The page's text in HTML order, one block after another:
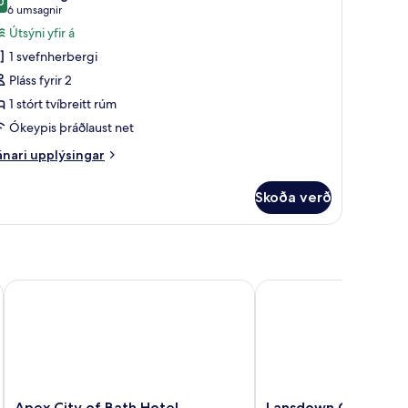
af 10
6 umsagnir
(6
umsagnir)
Útsýni yfir á
1 svefnherbergi
Pláss fyrir 2
1 stórt tvíbreitt rúm
Ókeypis þráðlaust net
upplýsingar
Skoða verð
Apex City of Bath Hotel Lansdown Grove